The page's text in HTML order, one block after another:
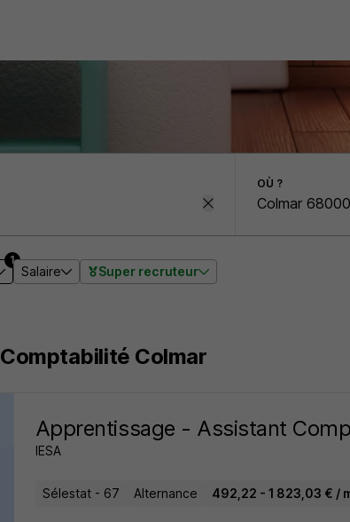
OÙ ?
1
Salaire Super recruteur
Comptabilité Colmar
Apprentissage - Assistant
IESA
Sélestat - 67 Alternance 492,22 - 1 823,03 € /